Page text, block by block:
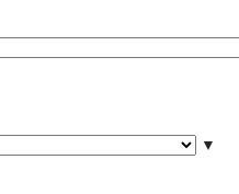
▼